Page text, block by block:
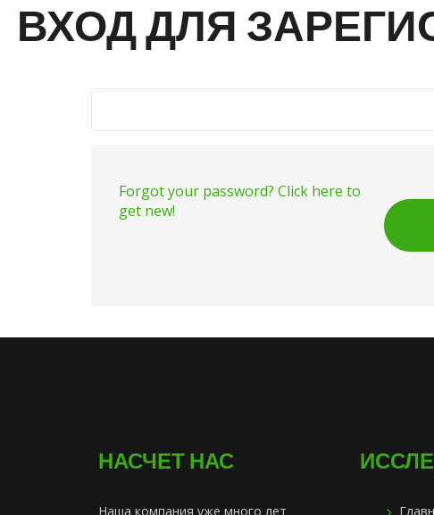
ВХОД ДЛЯ
Forgot your password? Click here to
get new!
НАСЧЕТ НАС
Наша компания уже много лет